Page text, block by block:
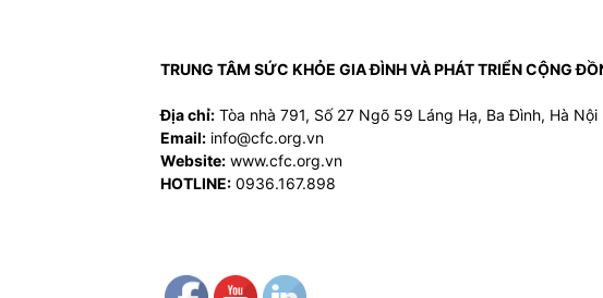
TRUNG TÂM SỨC KHỎE GIA ĐÌNH VÀ PHÁT TRIỂN CỘNG
Địa chỉ: Tòa nhà 791, Số 27 Ngõ 59 Láng Hạ, Ba Đình, Hà Nội
Email: info@cfc.org.vn
Website: www.cfc.org.vn
HOTLINE: 0936.167.898